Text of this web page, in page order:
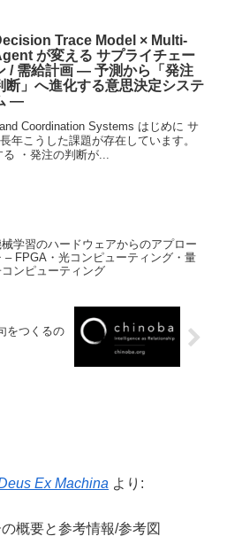
Trace Model × Multi-
が変える サプライチェー
/ 需給計画 — 予測から「発注
断」へ進化する意思決定システ
—
Coordination Systems はじめに サ
年こうした課題が存在しています。
る ・発注の判断が...
学習のハードウェアからのアプロー
– FPGA・光コンピューティング・量
ンピューティング
をつくるの
Ex Machina より:
概要と参考情報/参考図